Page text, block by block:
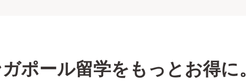
ポール留学をもっとお得に。